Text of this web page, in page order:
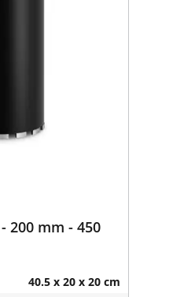
200 mm - 450
40.5 x 20 x 20 cm